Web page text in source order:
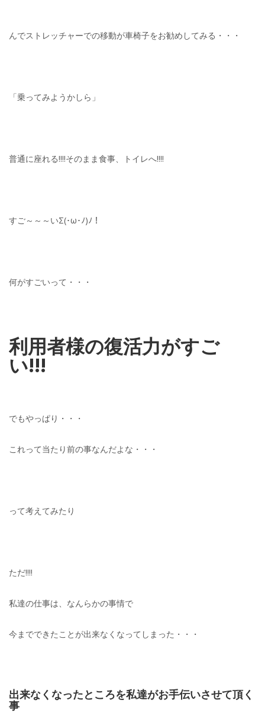
んでストレッチャーでの移動が車椅子をお勧めしてみる・・・
「乗ってみようかしら」
普通に座れる!!!!そのまま食事、トイレへ!!!!
すご～～～いΣ(･ω･ﾉ)ﾉ！
何がすごいって・・・
利用者様の復活力がすご
い!!!
でもやっぱり・・・
これって当たり前の事なんだよな・・・
って考えてみたり
ただ!!!!
私達の仕事は、なんらかの事情で
今までできたことが出来なくなってしまった・・・
出来なくなったところを私達がお手伝いさせて頂く
事